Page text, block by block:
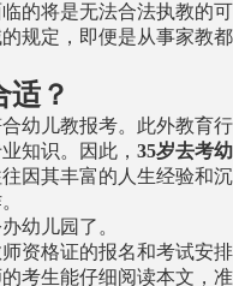
的将是无法合法执教的可
规定，即便是从事家教都
适？
幼儿教报考。此外教育行
知识。因此， 35岁去考幼
因其丰富的人生经验和沉
幼儿园了。
资格证的报名和考试安排
考生能仔细阅读本文，准